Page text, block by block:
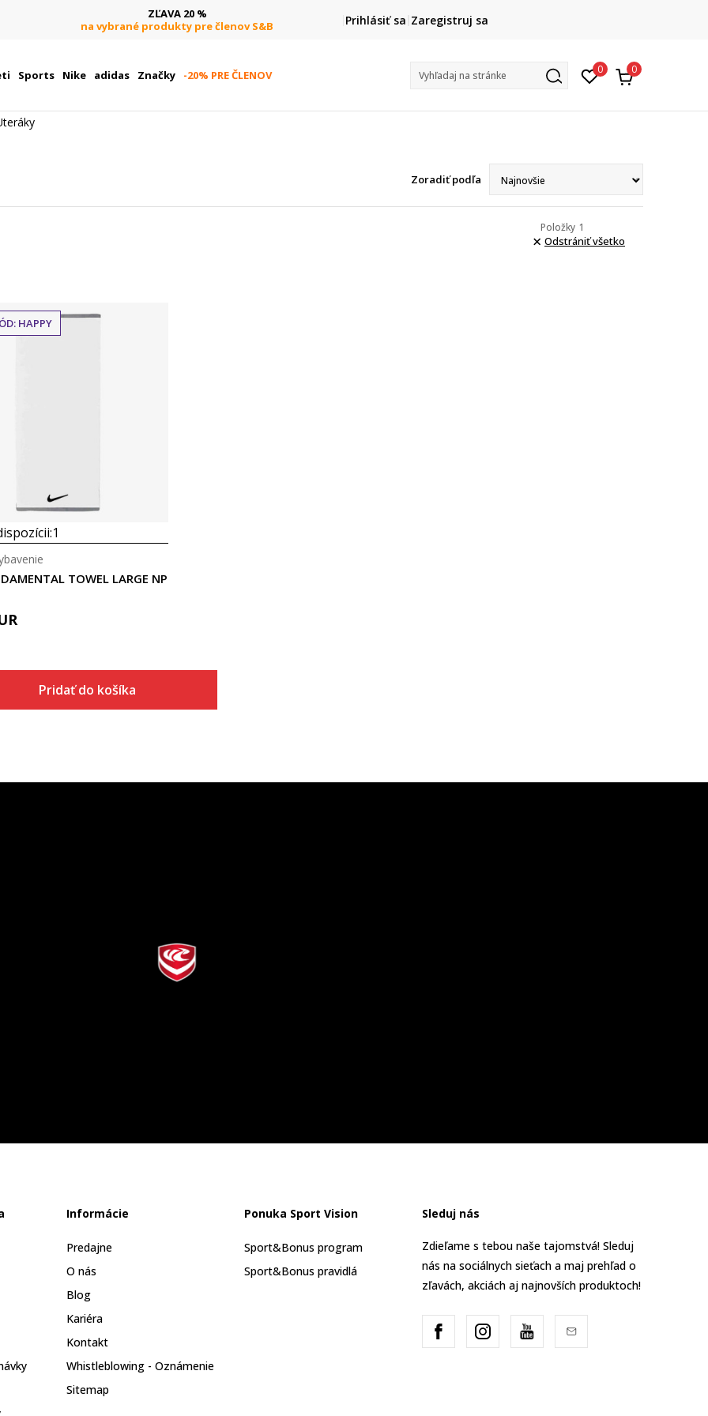
ZĽAVA 20 %
na vybrané produkty pre členov S&B
DOPRAVA ZADARMO
pri objednaní nad 80 € (neplatí pre Click&Collect)
Prihlásiť sa Zaregistruj sa
Sports Nike adidas Značky -20% PRE ČLENOV Vyhľadaj na stránke 0 0
Zoradiť podľa
1
Položky
Odstrániť všetko
HAPPY
1
TOWEL LARGE NP
Pridať do košíka
Informácie
Predajne
O nás
Blog
Kariéra
Kontakt
Whistleblowing - Oznámenie
Sitemap
Ponuka Sport Vision
Sport&Bonus program
Sport&Bonus pravidlá
Sleduj nás
Zdieľame s tebou naše tajomstvá! Sleduj
nás na sociálnych sieťach a maj prehľad o
zľavách, akciách aj najnovších produktoch!